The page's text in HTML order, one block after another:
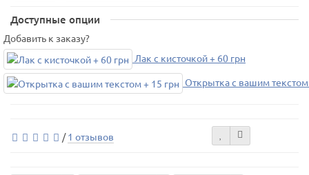
Доступные опции
Добавить к заказу?
Лак с кисточкой + 60 грн
Открытка с вашим текстом
/1 отзывов